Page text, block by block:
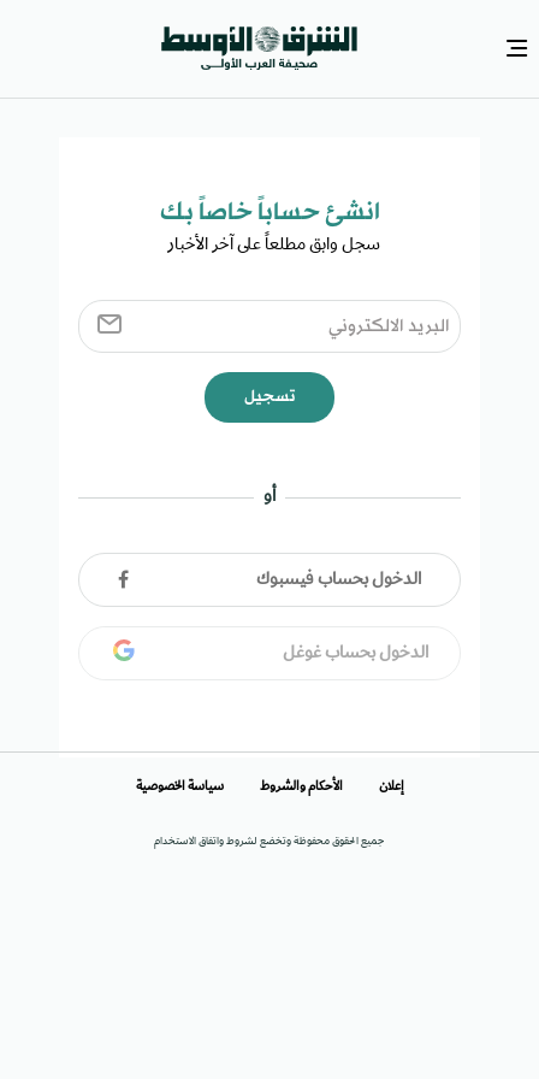
انشئ حساباً خاصاً بك​
سجل وابق مطلعاً على آخر الأخبار ​
تسجيل
أو
الدخول بحساب فيسبوك
الدخول بحساب غوغل
جميع الحقوق محفوظة وتخضع لشروط واتفاق الاستخدام
إعلان الأحكام والشروط سياسة الخصوصية